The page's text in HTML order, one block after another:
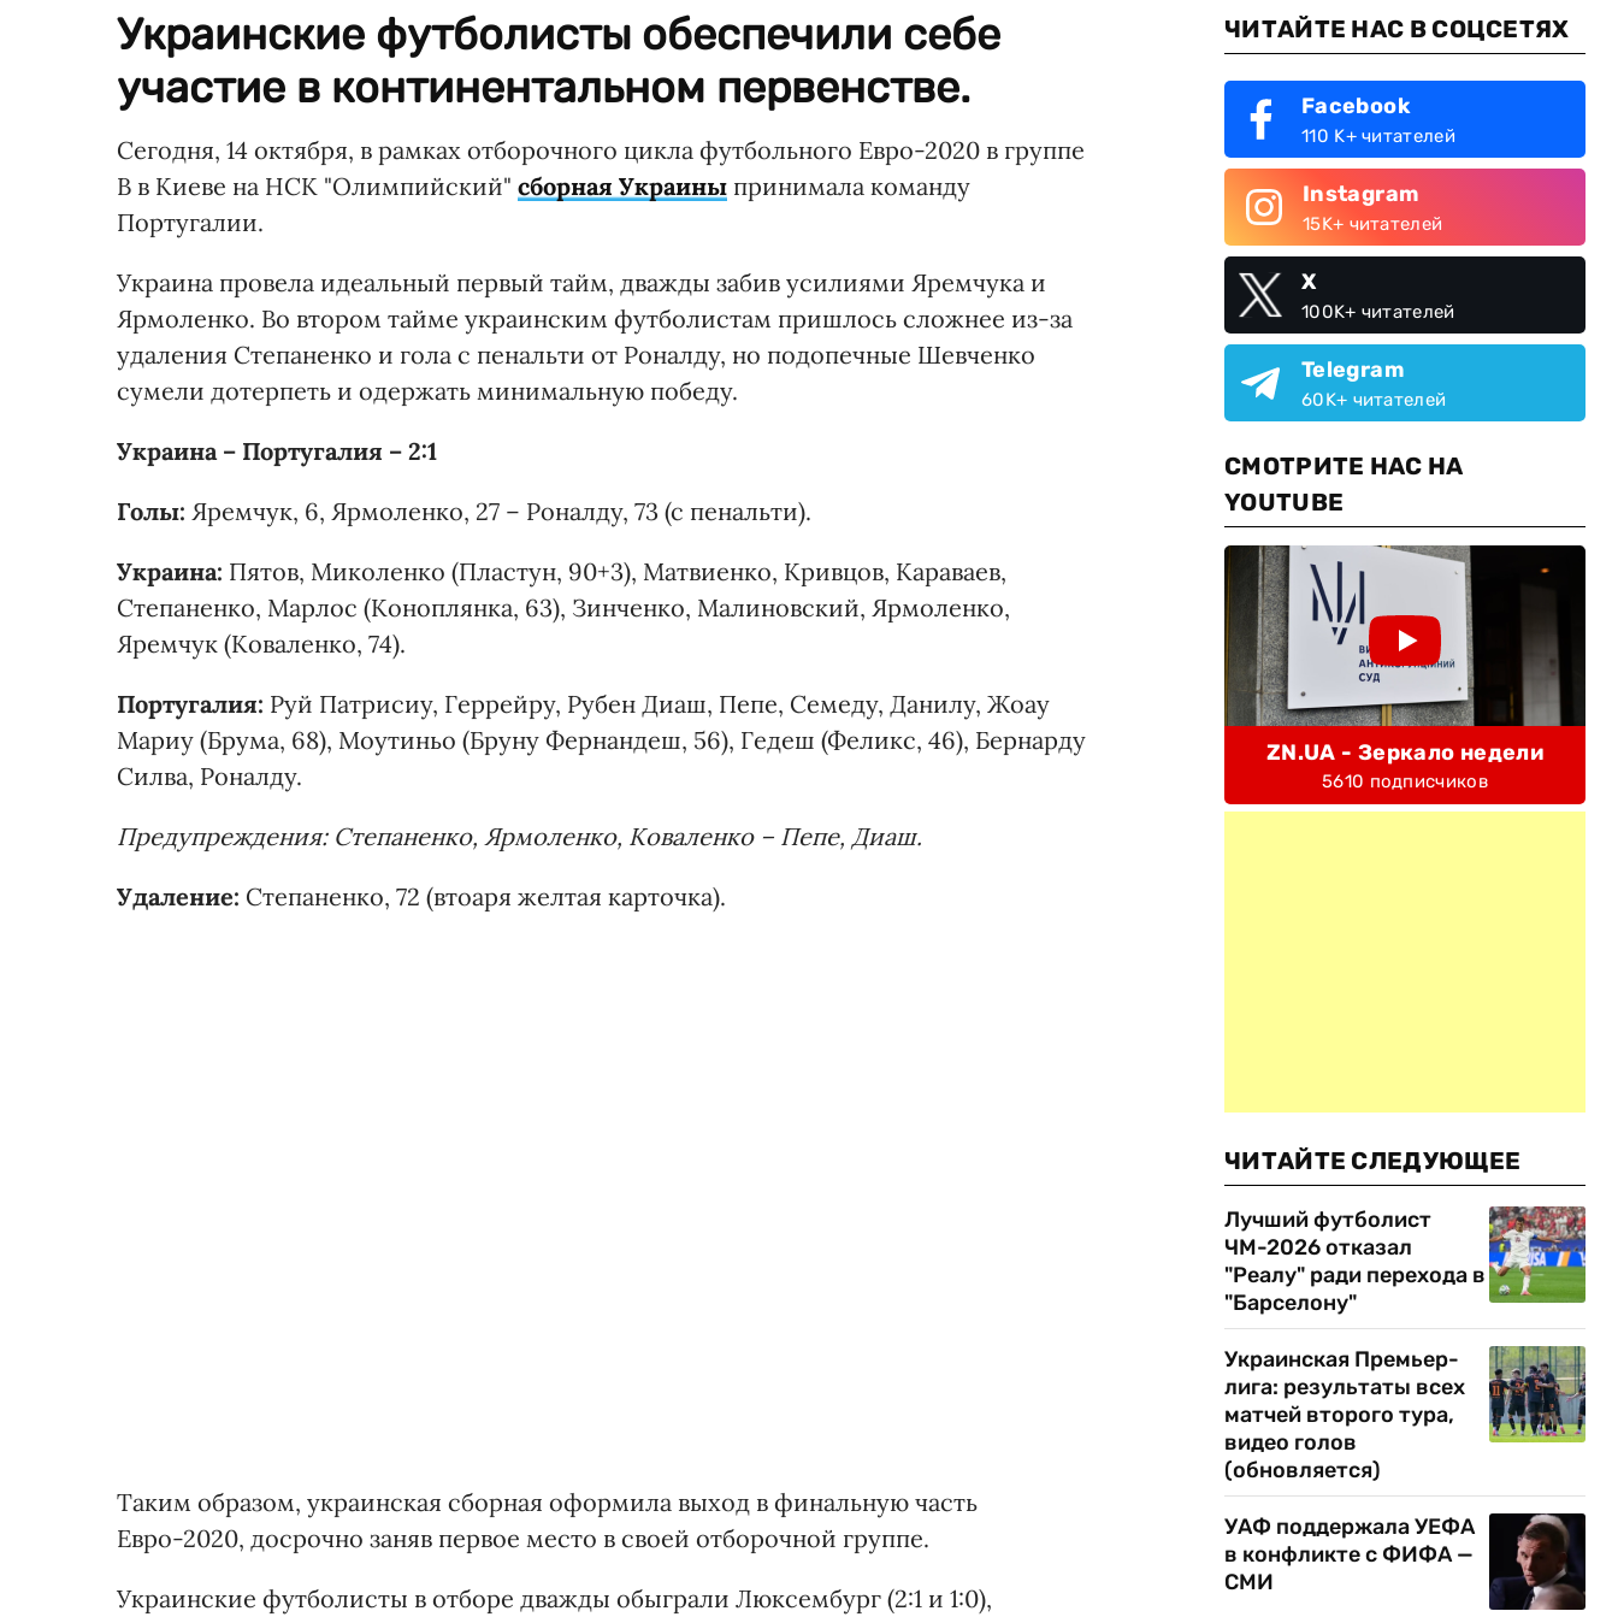
Украинские футболисты обеспечили себе
участие в континентальном первенстве.
Сегодня, 14 октября, в рамках отборочного цикла футбольного Евро-2020 в группе
B в Киеве на НСК "Олимпийский" сборная Украины принимала команду
Португалии.
Украина провела идеальный первый тайм, дважды забив усилиями Яремчука и
Ярмоленко. Во втором тайме украинским футболистам пришлось сложнее из-за
удаления Степаненко и гола с пенальти от Роналду, но подопечные Шевченко
сумели дотерпеть и одержать минимальную победу.
Украина – Португалия – 2:1
Голы: Яремчук, 6, Ярмоленко, 27 – Роналду, 73 (с пенальти).
Украина: Пятов, Миколенко (Пластун, 90+3), Матвиенко, Кривцов, Караваев,
Степаненко, Марлос (Коноплянка, 63), Зинченко, Малиновский, Ярмоленко,
Яремчук (Коваленко, 74).
Португалия: Руй Патрисиу, Геррейру, Рубен Диаш, Пепе, Семеду, Данилу, Жоау
Мариу (Брума, 68), Моутиньо (Бруну Фернандеш, 56), Гедеш (Феликс, 46), Бернарду
Силва, Роналду.
Предупреждения: Степаненко, Ярмоленко, Коваленко – Пепе, Диаш.
Удаление: Степаненко, 72 (втоаря желтая карточка).
Таким образом, украинская сборная оформила выход в финальную часть
Евро-2020, досрочно заняв первое место в своей отборочной группе.
Украинские футболисты в отборе дважды обыграли Люксембург (2:1 и 1:0),
ЧИТАЙТЕ НАС В СОЦСЕТЯХ
Facebook
110 K+ читателей
Instagram
15K+ читателей
X
100K+ читателей
Telegram
60K+ читателей
СМОТРИТЕ НАС НА
YOUTUBE
ZN.UA - Зеркало недели
5610 подписчиков
ЧИТАЙТЕ СЛЕДУЮЩЕЕ
Лучший футболист
ЧМ-2026 отказал
"Реалу" ради перехода в
"Барселону"
Украинская Премьер-
лига: результаты всех
матчей второго тура,
видео голов
(обновляется)
УАФ поддержала УЕФА
в конфликте с ФИФА —
СМИ